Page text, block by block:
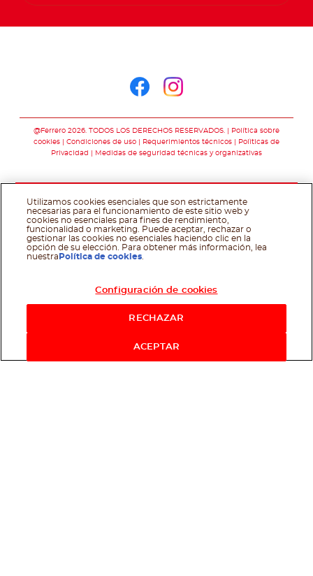
@Ferrero 2026. TODOS LOS DERECHOS RESERVADOS.
Política sobre
cookies
Condiciones de uso Requerimientos técnicos
Polìticas de
Privacidad
Medidas de seguridad técnicas y organizativas
Utilizamos cookies esenciales que son estrictamente
necesarias para el funcionamiento de este sitio web y
cookies no esenciales para fines de rendimiento,
funcionalidad o marketing. Puede aceptar, rechazar o
gestionar las cookies no esenciales haciendo clic en la
opción de su elección. Para obtener más información, lea
nuestra Política de cookies
Configuración de cookies
RECHAZAR
ACEPTAR